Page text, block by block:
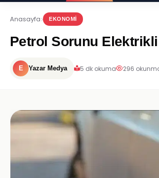
Anasayfa EKONOMI
Petrol Sorunu Elektrikli
E Yazar Medya 5 dk okuma 296